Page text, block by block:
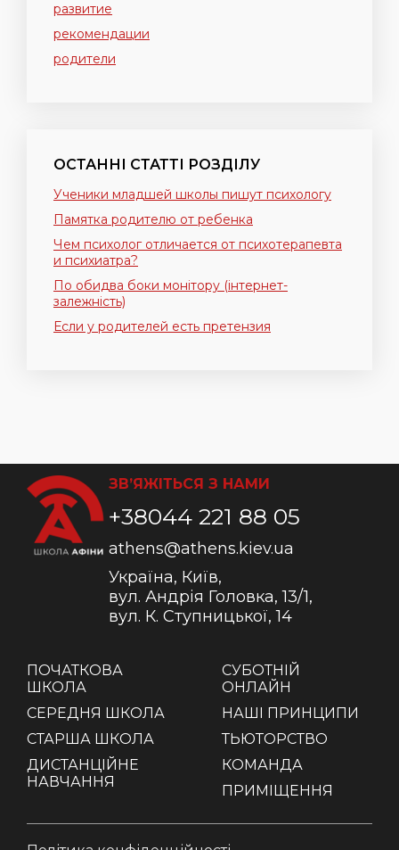
развитие
рекомендации
родители
ОСТАННІ СТАТТІ РОЗДІЛУ
Ученики младшей школы пишут психологу
Памятка родителю от ребенка
Чем психолог отличается от психотерапевта
и психиатра?
По обидва боки монітору (інтернет-
залежність)
Если у родителей есть претензия
ПОЧАТКОВА
ШКОЛА
СЕРЕДНЯ ШКОЛА
СТАРША ШКОЛА
ДИСТАНЦІЙНЕ
НАВЧАННЯ
СУБОТНІЙ
ОНЛАЙН
НАШІ ПРИНЦИПИ
ТЬЮТОРСТВО
КОМАНДА
ПРИМІЩЕННЯ
ЗВ’ЯЖІТЬСЯ З НАМИ
+38044 221 88 05
athens@athens.kiev.ua
Україна, Київ,
вул. Андрія Головка, 13/1,
вул. К. Ступницької, 14